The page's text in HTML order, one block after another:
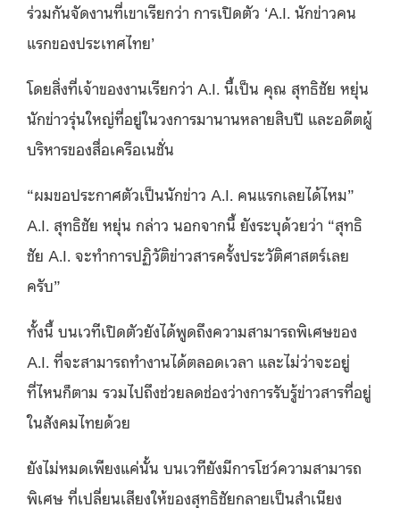
ร่วมกันจัดงานที่เขาเรียกว่า การเปิดตัว ‘A.I. นักข่าวคน
แรกของประเทศไทย’
โดยสิ่งที่เจ้าของงานเรียกว่า A.I. นี้เป็น คุณ สุทธิชัย หยุ่น
นักข่าวรุ่นใหญ่ที่อยู่ในวงการมานานหลายสิบปี และอดีตผู้
บริหารของสื่อเครือเนชั่น
“ผมขอประกาศตัวเป็นนักข่าว A.I. คนแรกเลยได้ไหม”
A.I. สุทธิชัย หยุ่น กล่าว นอกจากนี้ ยังระบุด้วยว่า “สุทธิ
ชัย A.I. จะทำการปฏิวัติข่าวสารครั้งประวัติศาสตร์เลย
ครับ”
ทั้งนี้ บนเวทีเปิดตัวยังได้พูดถึงความสามารถพิเศษของ
A.I. ที่จะสามารถทำงานได้ตลอดเวลา และไม่ว่าจะอยู่
ที่ไหนก็ตาม รวมไปถึงช่วยลดช่องว่างการรับรู้ข่าวสารที่อยู่
ในสังคมไทยด้วย
ยังไม่หมดเพียงแค่นั้น บนเวทียังมีการโชว์ความสามารถ
พิเศษ ที่เปลี่ยนเสียงให้ของสุทธิชัยกลายเป็นสำเนียง